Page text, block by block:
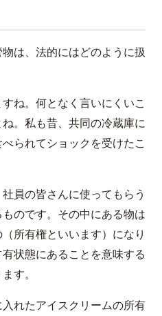
は、法的にはどのように扱
ね。何となく言いにくいこ
。私も昔、共同の冷蔵庫に
られてショックを受けたこ
員の皆さんに使ってもらう
のです。その中にある物は
所有権といいます）になり
状態にあることを意味する
す。
れたアイスクリームの所有